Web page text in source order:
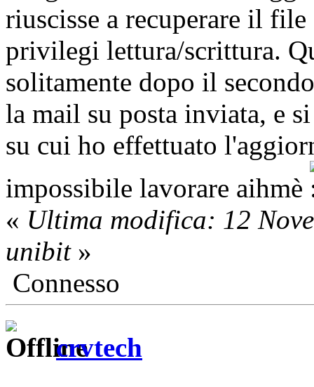
riuscisse a recuperare il
privilegi lettura/scrittura.
solitamente dopo il
la mail su posta inviata, e
su cui ho effettuato
impossibile lavorare aihmè
« Ultima modifica: 12
unibit»
Connesso
crvtech